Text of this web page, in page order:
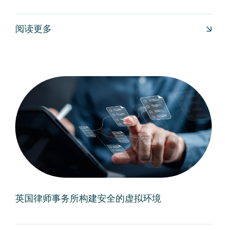
阅读更多
英国律师事务所构建安全的虚拟环境